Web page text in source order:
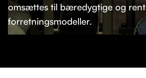
omsættes til bæredygtige og
forretningsmodeller.